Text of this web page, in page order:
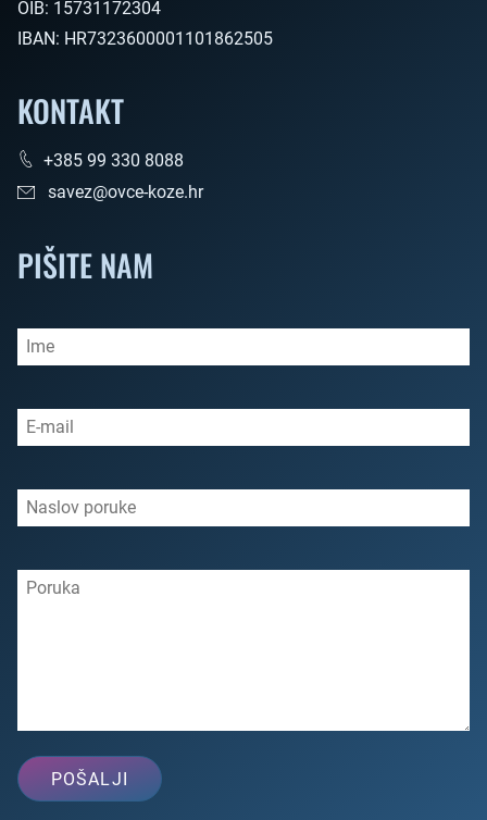
OIB: 15731172304
IBAN: HR7323600001101862505
KONTAKT
+385 99 330 8088
savez@ovce-koze.hr
PIŠITE NAM